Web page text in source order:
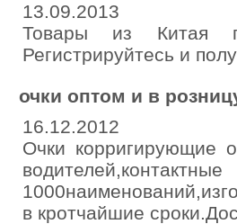
13.09.2013
Товары из Китая
Регистрируйтесь и
очки оптом и в
16.12.2012
Очки корригирующие
в кротчайшие